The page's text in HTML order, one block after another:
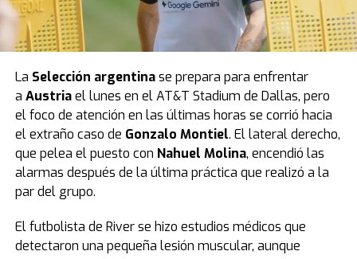
La Selección argentinase prepara para enfrentar
a Austriael lunes en el AT&T Stadium de Dallas, pero
el foco de atención en las últimas horas se corrió hacia
el extraño caso de Gonzalo Montiel. El lateral derecho,
que pelea el puesto con Nahuel Molina, encendió las
alarmas después de la última práctica que realizó a la
par del grupo.
El futbolista de River se hizo estudios médicos que
detectaron una pequeña lesión muscular, aunque